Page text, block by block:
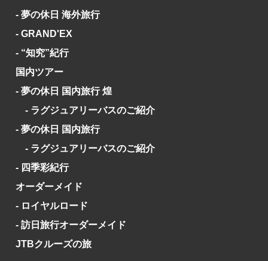
- 夢の休日 海外旅行
- GRAND'EX
- “知究”紀行
国内ツアー
- 夢の休日 国内旅行 煌
- ラグジュアリーバスのご紹介
- 夢の休日 国内旅行
- ラグジュアリーバスのご紹介
- 四季彩紀行
オーダーメイド
- ロイヤルロード
- 訪日旅行オーダーメイド
JTBクルーズの旅